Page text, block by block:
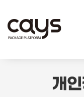
개